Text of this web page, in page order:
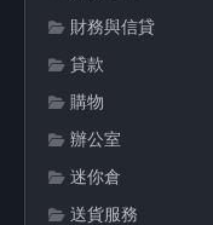
財務與信貸
貸款
購物
辦公室
迷你倉
送貨服務